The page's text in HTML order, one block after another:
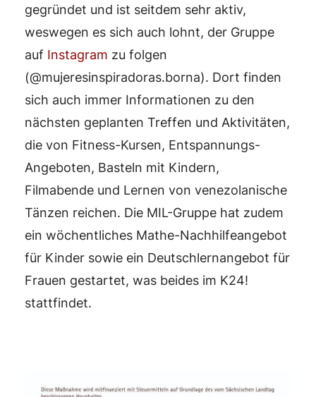
gegründet und ist seitdem sehr aktiv,
weswegen es sich auch lohnt, der Gruppe
auf Instagram zu folgen
(@mujeresinspiradoras.borna). Dort finden
sich auch immer Informationen zu den
nächsten geplanten Treffen und Aktivitäten,
die von Fitness-Kursen, Entspannungs-
Angeboten, Basteln mit Kindern,
Filmabende und Lernen von venezolanische
Tänzen reichen. Die MIL-Gruppe hat zudem
ein wöchentliches Mathe-Nachhilfeangebot
für Kinder sowie ein Deutschlernangebot für
Frauen gestartet, was beides im K24!
stattfindet.